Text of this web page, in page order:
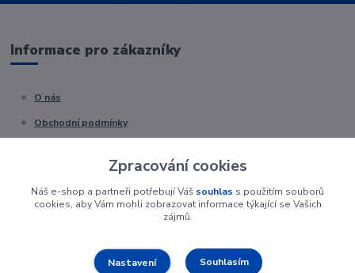
Informace pro zákazníky
O nás
Obchodní podmínky
Zpracování cookies
Náš e-shop a partneři potřebují Váš souhlas s použitím souborů
cookies, aby Vám mohli zobrazovat informace týkající se Vašich
zájmů.
Nastavení Souhlasím